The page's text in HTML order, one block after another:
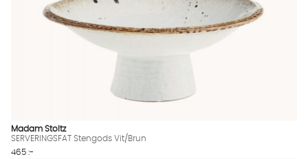
Madam Stoltz
SERVERINGSFAT Stengods Vit/Brun
465 :-